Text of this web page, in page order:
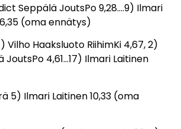
Seppälä JoutsPo 9,28….9) Ilmari
(oma ennätys)
Vilho Haaksluoto RiihimKi 4,67, 2)
JoutsPo 4,61…17) Ilmari Laitinen
5) Ilmari Laitinen 10,33 (oma